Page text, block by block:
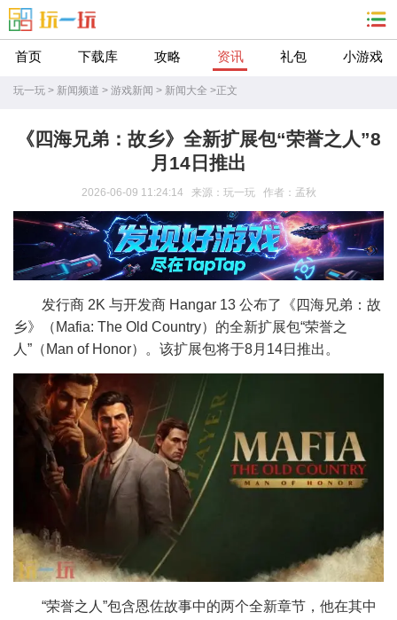
首页 下载库 攻略 资讯 礼包 小游戏
玩一玩 > 新闻频道 > 游戏新闻 > 新闻大全 >正文
《四海兄弟：故乡》全新扩展包“荣誉之人”8
月14日推出
2026-06-09 11:24:14 来源：玩一玩 作者：孟秋
发行商 2K 与开发商 Hangar 13 公布了《四海兄弟：故
乡》（Mafia: The Old Country）的全新扩展包“荣誉之
人”（Man of Honor）。该扩展包将于8月14日推出。
“荣誉之人”包含恩佐故事中的两个全新章节，他在其中